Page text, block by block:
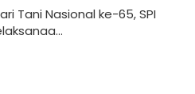
Tani Nasional ke-65, SPI